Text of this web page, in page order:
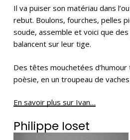
Il va puiser son matériau dans
rebut. Boulons, fourches, pelles
soude, assemble et voici que
balancent sur leur tige.
Des têtes mouchetées
poèsie, en un troupeau de
En savoir plus sur Ivan…
Philippe Ioset